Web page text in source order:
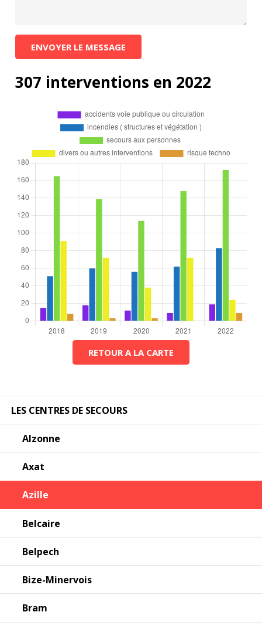
ENVOYER LE MESSAGE
307 interventions en 2022
RETOUR A LA CARTE
LES CENTRES DE SECOURS
Alzonne
Axat
Azille
Belcaire
Belpech
Bize-Minervois
Bram